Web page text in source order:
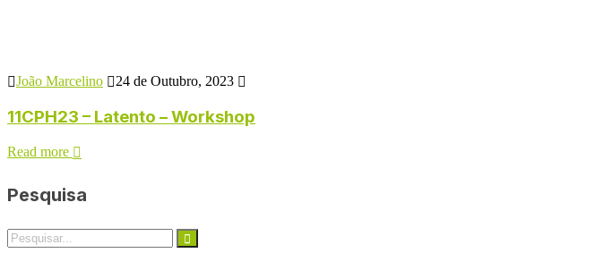
João Marcelino 24 de Outubro, 2023
11CPH23 – Latento – Workshop
Read more
Pesquisa